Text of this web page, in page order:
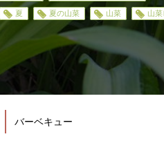
夏 夏の山菜 山菜 山
バーベキュー